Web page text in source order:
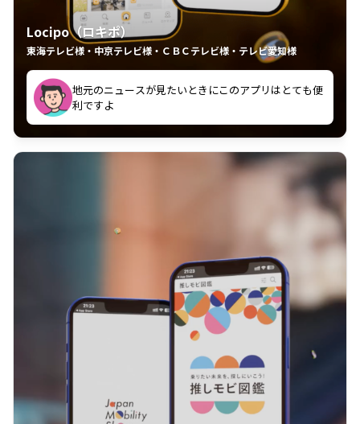
Locipo（ロキポ）
東海テレビ様・中京テレビ様・ＣＢＣテレビ様・テレビ愛知様
中京テレビのおもしろ番組が視聴可能地域外からも見
れるの嬉しいポイント
いつも利用させていただいております！